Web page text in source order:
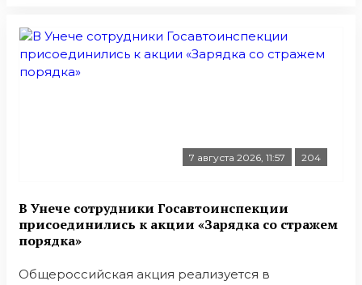
7 августа 2026, 11:57 204
В Унече сотрудники Госавтоинспекции
присоединились к акции «Зарядка со стражем
порядка»
Общероссийская акция реализуется в